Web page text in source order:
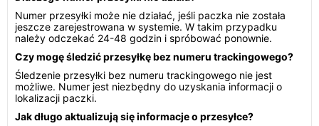
Numer przesyłki może nie działać, jeśli paczka nie została
jeszcze zarejestrowana w systemie. W takim przypadku
należy odczekać 24-48 godzin i spróbować ponownie.
Czy mogę śledzić przesyłkę bez numeru trackingowego?
Śledzenie przesyłki bez numeru trackingowego nie jest
możliwe. Numer jest niezbędny do uzyskania informacji o
lokalizacji paczki.
Jak długo aktualizują się informacje o przesyłce?